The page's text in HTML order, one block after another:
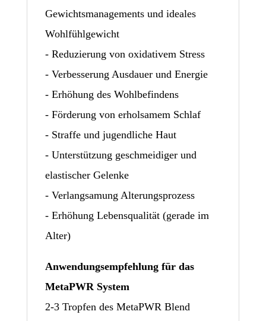
Gewichtsmanagements und ideales
Wohlfühlgewicht
- Reduzierung von oxidativem Stress
- Verbesserung Ausdauer und Energie
- Erhöhung des Wohlbefindens
- Förderung von erholsamem Schlaf
- Straffe und jugendliche Haut
- Unterstützung geschmeidiger und
elastischer Gelenke
- Verlangsamung Alterungsprozess
- Erhöhung Lebensqualität (gerade im
Alter)
Anwendungsempfehlung für das
MetaPWR System
2-3 Tropfen des MetaPWR Blend